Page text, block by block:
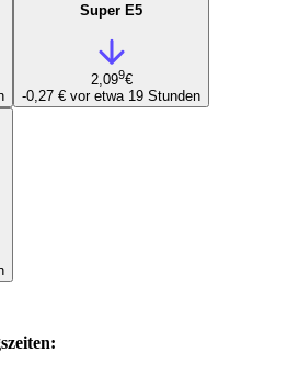
Super E5
2,099€
-0,27 € vor etwa 19 Stunden